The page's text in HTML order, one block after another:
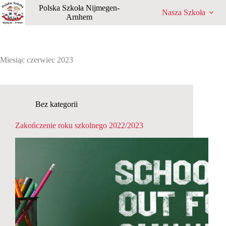
Przejdź
do
treści
Polska Szkoła Nijmegen-
Arnhem
Nasza Szkoła
Miesiąc czerwiec 2023
Bez kategorii
Zakończenie roku szkolnego 2022/2023